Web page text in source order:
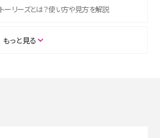
ーリーズとは？使い方や見方を解説
ャンルや楽しみ方を解説
法ごとの影響や復活・復元する方法も解説
もっと見る